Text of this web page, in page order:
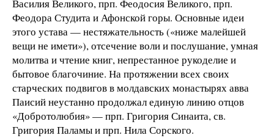
Василия Великого, прп. Феодосия Великого, прп.
Феодора Студита и Афонской горы. Основные идеи
этого устава — нестяжательность («ниже малейшей
вещи не имети»), отсечение воли и послушание, умная
молитва и чтение книг, непрестанное рукоделие и
бытовое благочиние. На протяжении всех своих
старческих подвигов в молдавских монастырях авва
Паисий неустанно продолжал единую линию отцов
«Добротолюбия» — прп. Григория Синаита, св.
Григория Паламы и прп. Нила Сорского.